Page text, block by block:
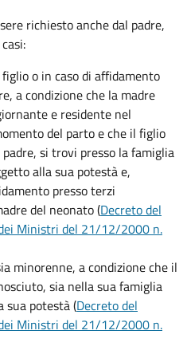
richiesto anche dal padre,
o in caso di affidamento
a condizione che la madre
e residente nel
del parto e che il figlio
si trovi presso la famiglia
alla sua potestà e,
presso terzi
del neonato (Decreto del
Ministri del 21/12/2000 n.
minorenne, a condizione che il
sia nella sua famiglia
sua potestà (Decreto del
Ministri del 21/12/2000 n.